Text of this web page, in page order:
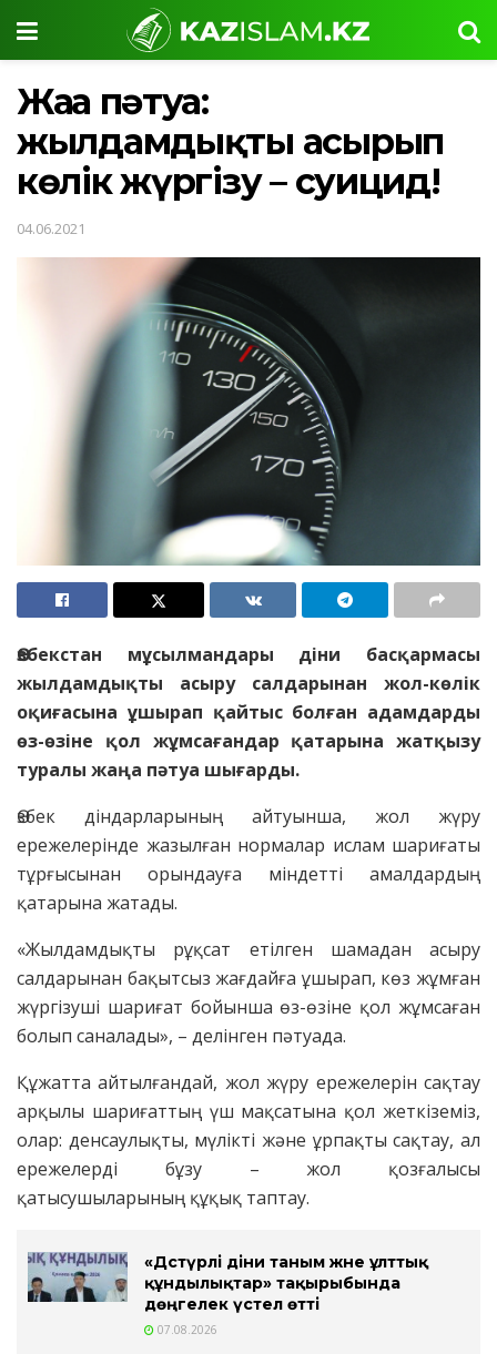
Жаңа пәтуа:
жылдамдықты асырып
көлік жүргізу – суицид!
04.06.2021
Өзбекстан мұсылмандары діни басқармасы
жылдамдықты асыру салдарынан жол-көлік
оқиғасына ұшырап қайтыс болған адамдарды
өз-өзіне қол жұмсағандар қатарына жатқызу
туралы жаңа пәтуа шығарды.
Өзбек діндарларының айтуынша, жол жүру
ережелерінде жазылған нормалар ислам шариғаты
тұрғысынан орындауға міндетті амалдардың
қатарына жатады.
«Жылдамдықты рұқсат етілген шамадан асыру
салдарынан бақытсыз жағдайға ұшырап, көз жұмған
жүргізуші шариғат бойынша өз-өзіне қол жұмсаған
болып саналады», – делінген пәтуада.
Құжатта айтылғандай, жол жүру ережелерін сақтау
арқылы шариғаттың үш мақсатына қол жеткіземіз,
олар: денсаулықты, мүлікті және ұрпақты сақтау, ал
ережелерді бұзу – жол қозғалысы
қатысушыларының құқық таптау.
«Дәстүрлі діни таным және ұлттық
құндылықтар» тақырыбында
дөңгелек үстел өтті
07.08.2026